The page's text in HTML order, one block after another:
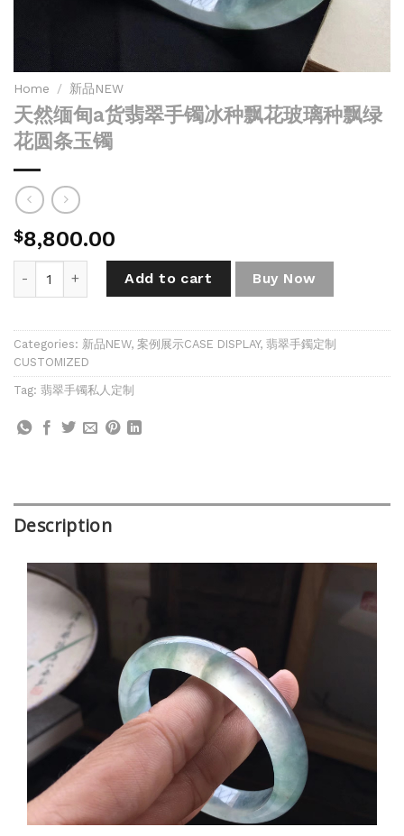
Home / 新品NEW
天然缅甸a货翡翠手镯冰种飘花玻璃种飘绿
花圆条玉镯
$8,800.00
天然缅甸a货翡翠手镯冰种飘花玻璃种飘绿花圆条玉镯 quantity
Add to cart Buy Now
Categories: 新品NEW, 案例展示CASE DISPLAY, 翡翠手鐲定制
CUSTOMIZED
Tag: 翡翠手镯私人定制
Description